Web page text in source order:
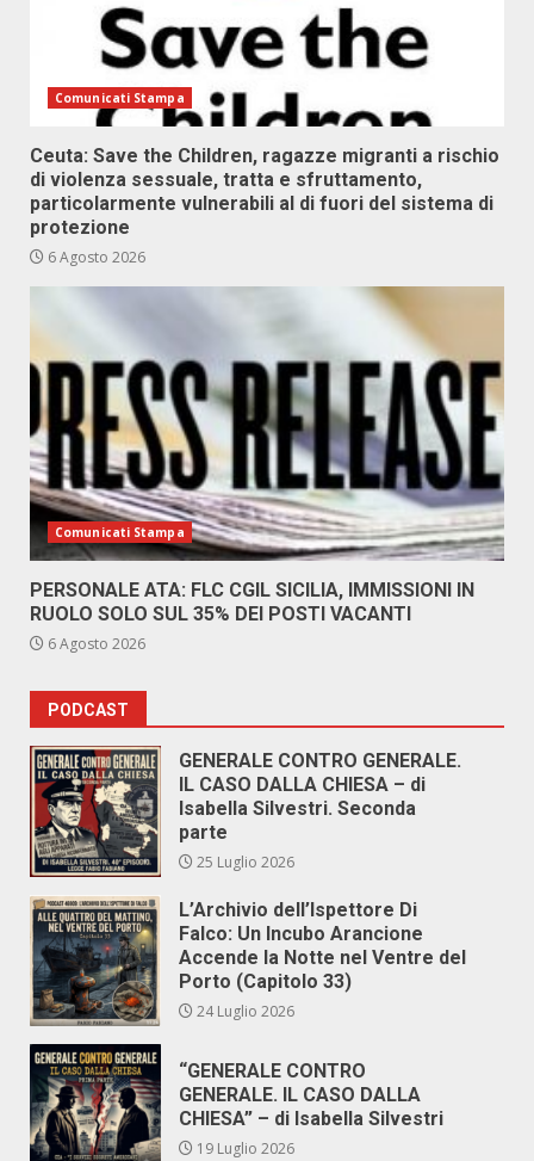
Comunicati Stampa
Ceuta: Save the Children, ragazze migranti a rischio
di violenza sessuale, tratta e sfruttamento,
particolarmente vulnerabili al di fuori del sistema di
protezione
6 Agosto 2026
Comunicati Stampa
PERSONALE ATA: FLC CGIL SICILIA, IMMISSIONI IN
RUOLO SOLO SUL 35% DEI POSTI VACANTI
6 Agosto 2026
PODCAST
GENERALE CONTRO GENERALE.
IL CASO DALLA CHIESA – di
Isabella Silvestri. Seconda
parte
25 Luglio 2026
L’Archivio dell’Ispettore Di
Falco: Un Incubo Arancione
Accende la Notte nel Ventre del
Porto (Capitolo 33)
24 Luglio 2026
“GENERALE CONTRO
GENERALE. IL CASO DALLA
CHIESA” – di Isabella Silvestri
19 Luglio 2026